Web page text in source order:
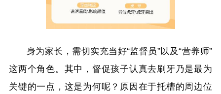
身为家长，需切实充当好“监督员”以及“营养师”
这两个角色。其中，督促孩子认真去刷牙乃是最为
关键的一点，这是为何呢？原因在于托槽的周边位